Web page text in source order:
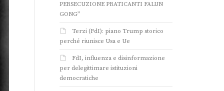
PERSECUZIONE PRATICANTI FALUN
GONG”
Terzi (FdI): piano Trump storico
perché riunisce Usa e Ue
FdI, influenza e disinformazione
per delegittimare istituzioni
democratiche